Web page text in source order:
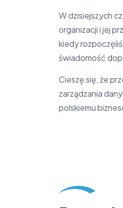
W dzisiejszych
organizacji i jej
kiedy
świadomość
Cieszę się, że
zarządzania
polskiemu